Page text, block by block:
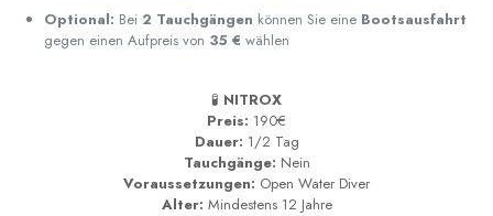
Optional: Bei 2 Tauchgängen können Sie eine Bootsausfahrt
gegen einen Aufpreis von 35 € wählen
🧪 NITROX
Preis: 190€
Dauer: 1/2 Tag
Tauchgänge: Nein
Voraussetzungen: Open Water Diver
Alter: Mindestens 12 Jahre